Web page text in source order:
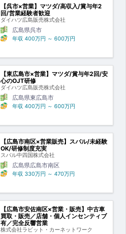
【呉市×営業】マツダ/高収入/賞与年2
回/営業経験者歓迎
ダイハツ広島販売株式会社
広島県呉市
年収 400万円 ～ 600万円
【東広島市×営業】マツダ/賞与年2回/安
心のOJT研修
ダイハツ広島販売株式会社
広島県東広島市
年収 400万円 ～ 600万円
【広島市南区×営業販売】スバル/未経験
OK/研修制度充実
スバル中四国株式会社
広島県広島市南区
年収 330万円 ～ 470万円
【広島市安佐南区×営業・販売】中古車
買取・販売／店舗・個人インセンティブ
有／完全反響営業
株式会社ラビット・カーネットワーク